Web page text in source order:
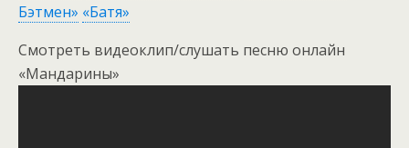
Бэтмен» «Батя»
Смотреть видеоклип/слушать песню онлайн
«Мандарины»